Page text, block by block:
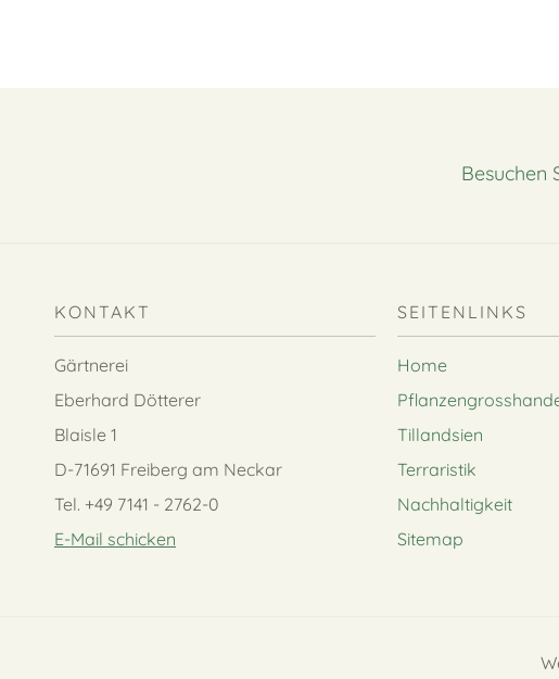
Besuchen
KONTAKT
Gärtnerei
Eberhard Dötterer
Blaisle 1
D-71691 Freiberg am Neckar
Tel. +49 7141 - 2762-0
E-Mail schicken
SEITENLINKS
Home
Tillandsien
Terraristik
Nachhaltigkeit
Sitemap